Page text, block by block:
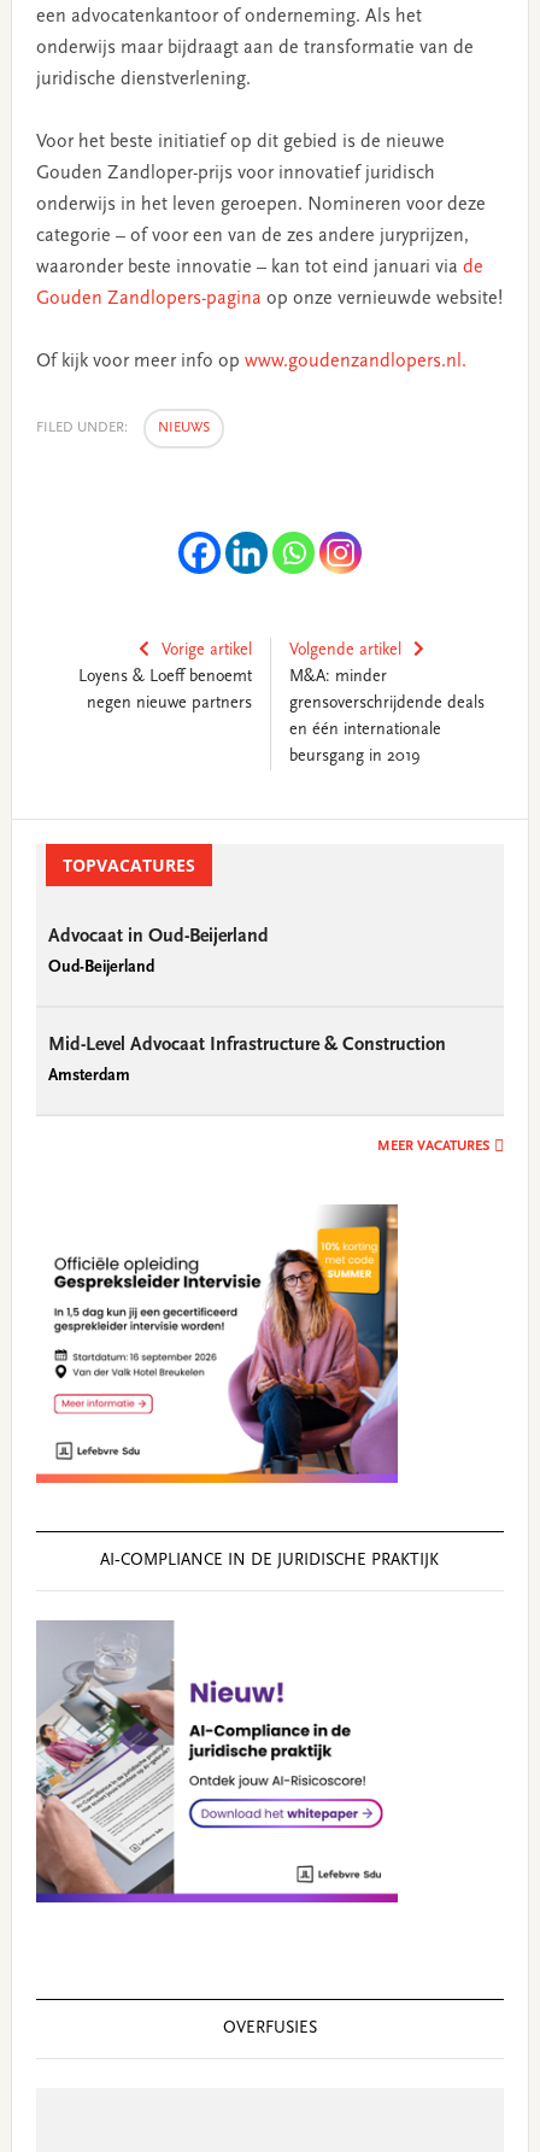
een advocatenkantoor of onderneming. Als het
onderwijs maar bijdraagt aan de transformatie van de
juridische dienstverlening.
Voor het beste initiatief op dit gebied is de nieuwe
Gouden Zandloper-prijs voor innovatief juridisch
onderwijs in het leven geroepen. Nomineren voor deze
categorie – of voor een van de zes andere juryprijzen,
waaronder beste innovatie – kan tot eind januari via de
Gouden Zandlopers-pagina op onze vernieuwde website!
Of kijk voor meer info op www.goudenzandlopers.nl.
FILED UNDER: NIEUWS
Vorige artikel
Loyens & Loeff benoemt
negen nieuwe partners
Volgende artikel
M&A: minder
grensoverschrijdende deals
en één internationale
beursgang in 2019
SidebarTOPVACATURES
Advocaat in Oud-Beijerland
Oud-Beijerland
Mid-Level Advocaat Infrastructure & Construction
Amsterdam
MEER VACATURES
AI‑COMPLIANCE IN DE JURIDISCHE PRAKTIJK
OVERFUSIES